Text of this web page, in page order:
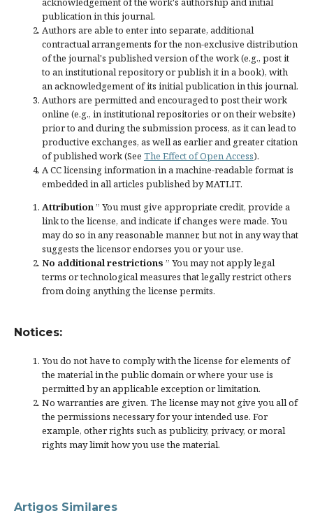
publication in this journal.
Authors are able to enter into separate, additional
contractual arrangements for the non-exclusive distribution
of the journal's published version of the work (e.g., post it
to an institutional repository or publish it in a book), with
an acknowledgement of its initial publication in this journal.
Authors are permitted and encouraged to post their work
online (e.g., in institutional repositories or on their website)
prior to and during the submission process, as it can lead to
productive exchanges, as well as earlier and greater citation
of published work (See The Effect of Open Access).
A CC licensing information in a machine-readable format is
embedded in all articles published by MATLIT.
Attribution” You must give appropriate credit, provide a
link to the license, andindicate if changes were made. You
may do so in any reasonable manner, but not in any way that
suggests the licensor endorses you or your use.
No additional restrictions ” You may not apply legal
terms ortechnological measuresthat legally restrict others
from doing anything the license permits.
Notices:
You do not have to comply with the license for elements of
the material in the public domain or where your use is
permitted by an applicable exception or limitation.
No warranties are given. The license may not give you all of
the permissions necessary for your intended use. For
example, other rights such as publicity, privacy, or moral
rights may limit how you use the material.
Artigos Similares